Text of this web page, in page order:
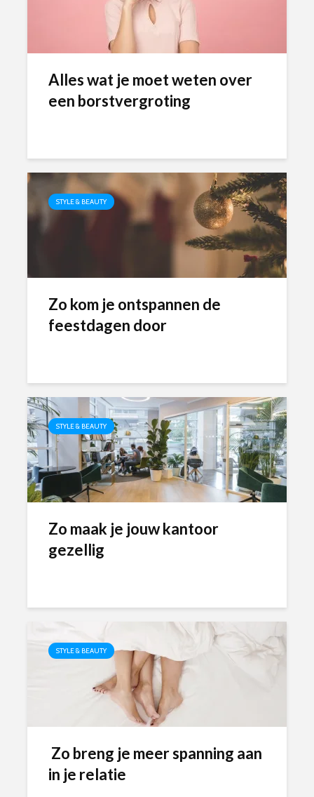
Alles wat je moet weten over
een borstvergroting
STYLE & BEAUTY
Zo kom je ontspannen de
feestdagen door
STYLE & BEAUTY
Zo maak je jouw kantoor
gezellig
STYLE & BEAUTY
Zo breng je meer spanning aan
in je relatie